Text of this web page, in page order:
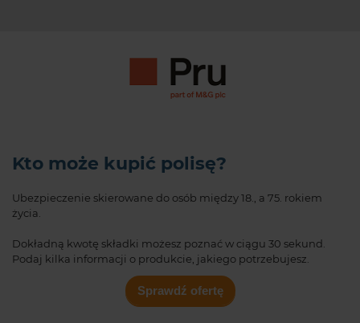
REGULAMIN
Kto może kupić polisę?
Ubezpieczenie skierowane do osób między 18., a 75. rokiem
życia.
Dokładną kwotę składki możesz poznać w ciągu 30 sekund.
Podaj kilka informacji o produkcie, jakiego potrzebujesz.
Sprawdź ofertę